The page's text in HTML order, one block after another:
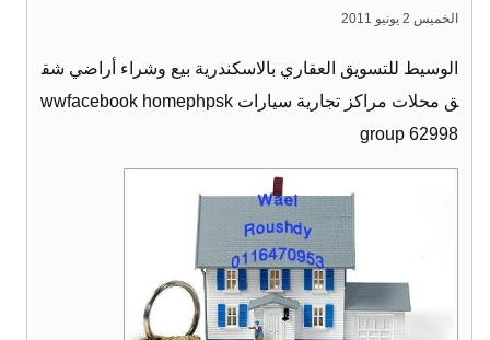
الخميس 2 يونيو 2011
الوسيط للتسويق العقاري بالاسكندرية بيع وشراء أراضي شق
ق محلات مراكز تجارية سيارات wwfacebook homephpsk
group 62998